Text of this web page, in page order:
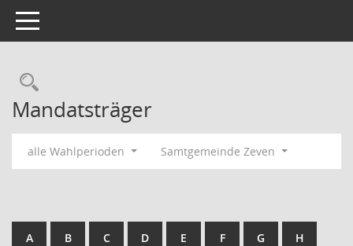
Toggle navigation
Rechercheauswahl
Mandatsträger
alle Wahlperioden Samtgemeinde Zeven
A B C D E F G H